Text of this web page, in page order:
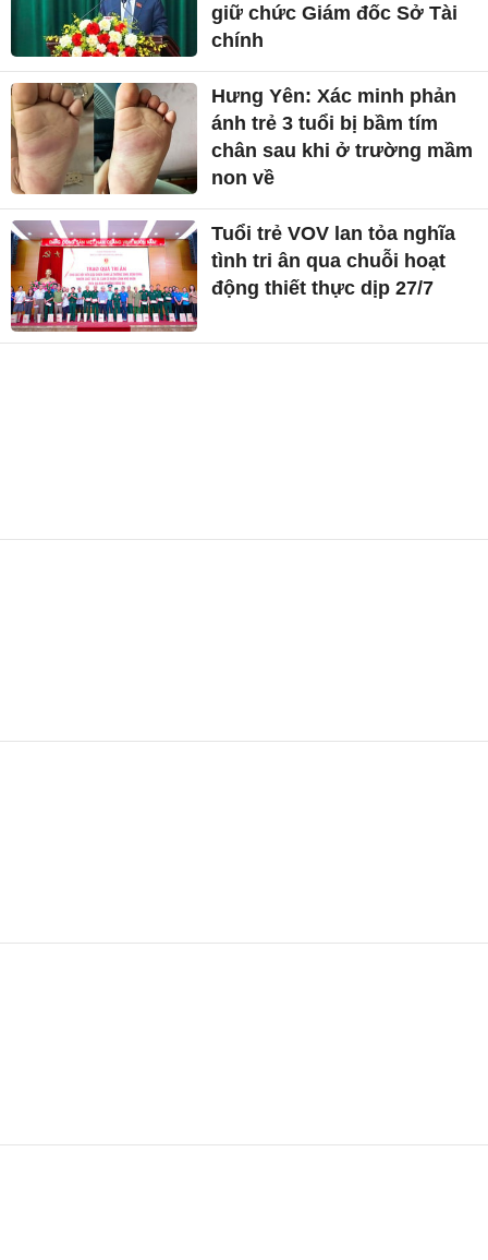
giữ chức Giám đốc Sở Tài
chính
Hưng Yên: Xác minh phản
ánh trẻ 3 tuổi bị bầm tím
chân sau khi ở trường mầm
non về
Tuổi trẻ VOV lan tỏa nghĩa
tình tri ân qua chuỗi hoạt
động thiết thực dịp 27/7